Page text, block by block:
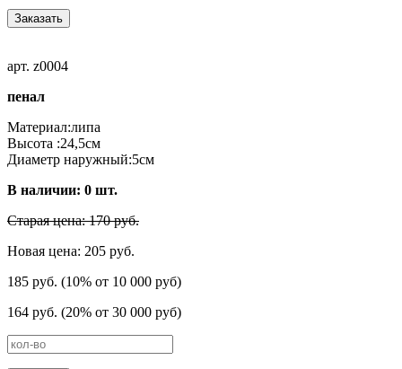
Заказать
арт. z0004
пенал
Материал:липа
Высота :24,5см
Диаметр наружный:5см
В наличии: 0 шт.
Старая цена: 170 руб.
Новая цена: 205 руб.
185 руб. (10% от 10 000 руб)
164 руб. (20% от 30 000 руб)